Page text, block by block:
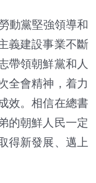
動黨堅強領導和
義建設事業不斷
帶領朝鮮黨和人
全會精神，着力
效。相信在總書
的朝鮮人民一定
得新發展、邁上